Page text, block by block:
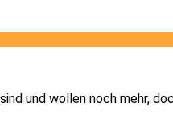
und wollen noch mehr,